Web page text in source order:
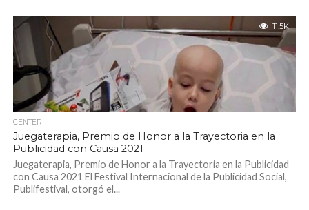
11.5K
CENTER
Juegaterapia, Premio de Honor a la Trayectoria en la
Publicidad con Causa 2021
Juegaterapia, Premio de Honor a la Trayectoria en la Publicidad
con Causa 2021 El Festival Internacional de la Publicidad Social,
Publifestival, otorgó el...